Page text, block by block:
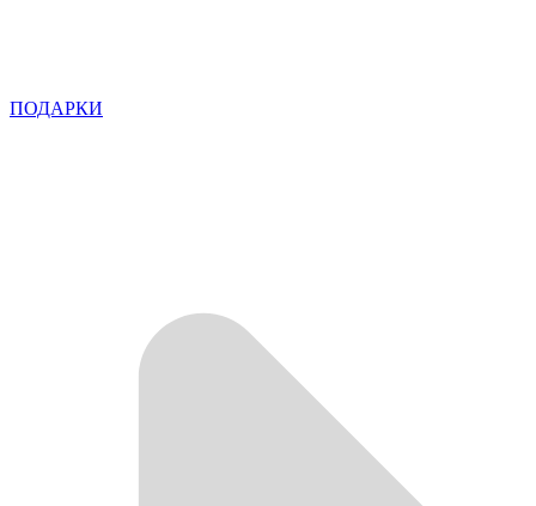
ПОДАРКИ